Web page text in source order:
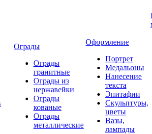
Ограды
Ограды
гранитные
Ограды из
нержавейки
Ограды
кованые
Ограды
металлические
Оформление
Портрет
Медальоны
Нанесение
текста
Эпитафии
Скульптуры,
цветы
Вазы,
лампады